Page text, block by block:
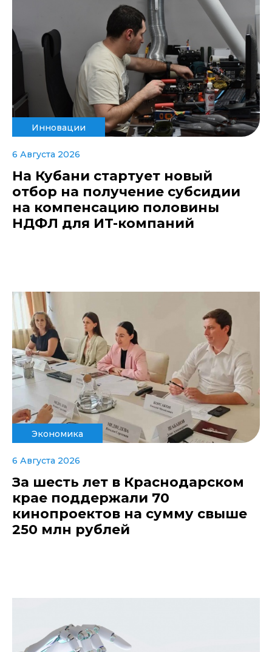
Инновации
6 Августа 2026
На Кубани стартует новый
отбор на получение субсидии
на компенсацию половины
НДФЛ для ИT-компаний
Экономика
6 Августа 2026
За шесть лет в Краснодарском
крае поддержали 70
кинопроектов на сумму свыше
250 млн рублей